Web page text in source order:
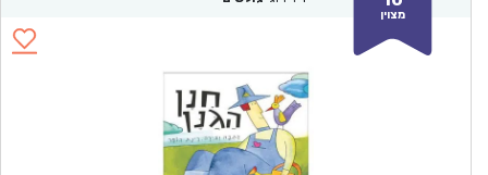
מצוין